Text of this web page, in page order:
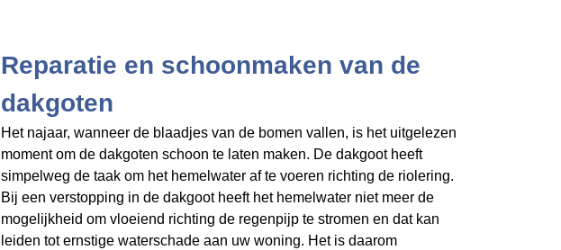
Reparatie en schoonmaken van de
dakgoten
Het najaar, wanneer de blaadjes van de bomen vallen, is het uitgelezen
moment om de dakgoten schoon te laten maken. De dakgoot heeft
simpelweg de taak om het hemelwater af te voeren richting de riolering.
Bij een verstopping in de dakgoot heeft het hemelwater niet meer de
mogelijkheid om vloeiend richting de regenpijp te stromen en dat kan
leiden tot ernstige waterschade aan uw woning. Het is daarom